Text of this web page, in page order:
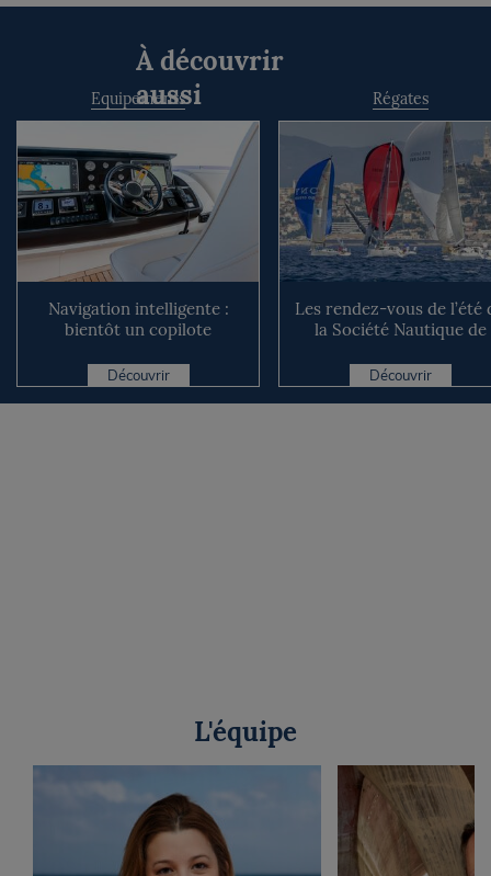
À découvrir
aussi
Equipements
Navigation intelligente :
bientôt un copilote
Découvrir
Régates
Les rendez-vous de l’été
la Société Nautique de
Découvrir
L'équipe